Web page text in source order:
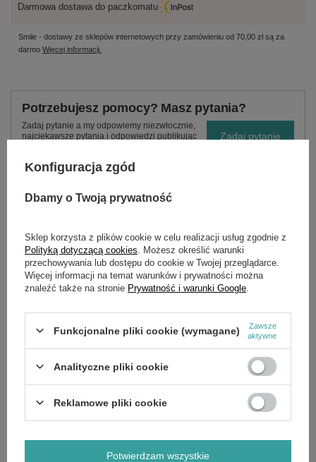
Darmowa dostawa do paczkomatu
Smile - dostawy ze sklepów internetowych przy zamówieniu od 70,00 złsą za
darmo Więcej informacji.
Potrzebujesz pomocy? Masz pytania?
Zadaj pytanie a my odpowiemy niezwłocznie,
najciekawsze pytania i odpowiedzi publikując
Zadaj pytanie
Cechy szczególne Packout Customisable
Work Surface:
Blat ze sklejki wodoodpornej zapewnia gładką
szkicowania lub pracy na laptopie
Umożliwia łatwy montaż popularnych materiałów
roboczych i większych narzędzi do blatu ustawionego na
innych skrzyniach PACKOUT
Element modułowego systemu przechowywania
PACKOUT™.
Wykonany z odpornych na uderzenia polimerów w celu
zapewnienia trwałości w miejscu pracy.
Konfiguracja zgód
Dbamy o Twoją prywatność
Sklep korzysta z plików cookie w celu realizacji usług zgodnie z
Polityką dotyczącą cookies . Możesz określić warunki
przechowywania lub dostępu do cookie w Twojej przeglądarce.
Więcej informacji na temat warunków i prywatności można
znaleźć także na stronie Prywatność i warunki Google
Funkcjonalne pliki cookie (wymagane)
Zawsze
aktywne
Analityczne pliki cookie
Reklamowe pliki cookie
Potwierdzam wszystkie